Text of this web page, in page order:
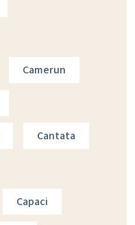
Camerun
Cantata
Capaci